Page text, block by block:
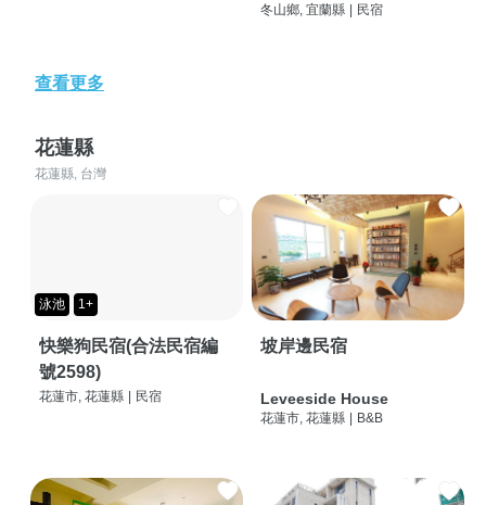
冬山鄉, 宜蘭縣 民宿
查看更多
花蓮縣
花蓮縣, 台灣
泳池 1+
快樂狗民宿(合法民宿編
號2598)
花蓮市, 花蓮縣 民宿
坡岸邊民宿
Leveeside House
花蓮市, 花蓮縣 B&B